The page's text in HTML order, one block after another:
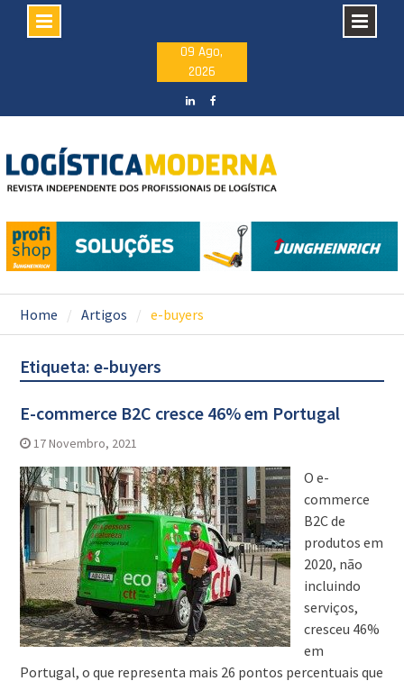
09 Ago,
2026
Home Artigos e-buyers
Etiqueta: e-buyers
E-commerce B2C cresce 46% em Portugal
17 Novembro, 2021
O e-
commerce
B2C de
produtos em
2020, não
incluindo
serviços,
cresceu 46%
em
Portugal, o que representa mais 26 pontos percentuais que